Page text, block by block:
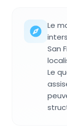
Le
San
Le